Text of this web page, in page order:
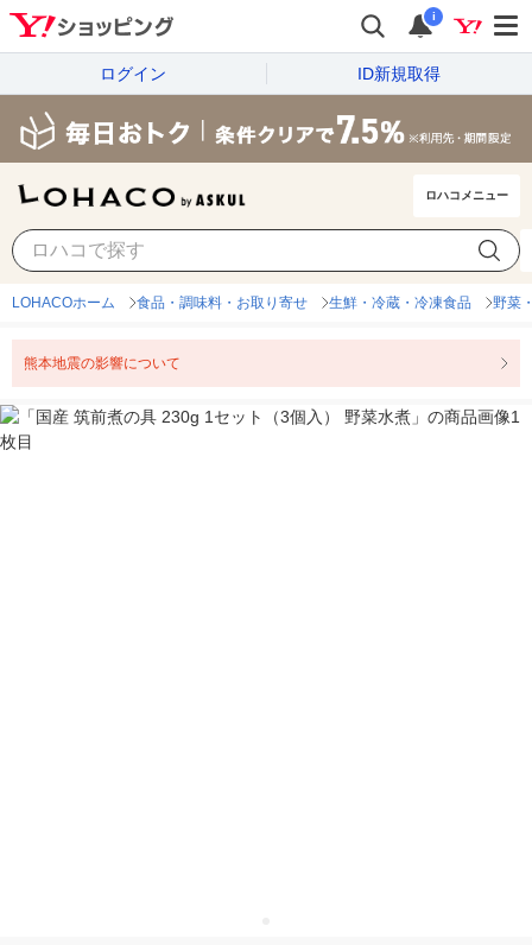
i
ログイン ID新規取得
ロハコメニュー
LOHACOホーム 食品・調味料・お取り寄せ 生鮮・冷蔵・冷凍食品 野菜
熊本地震の影響について